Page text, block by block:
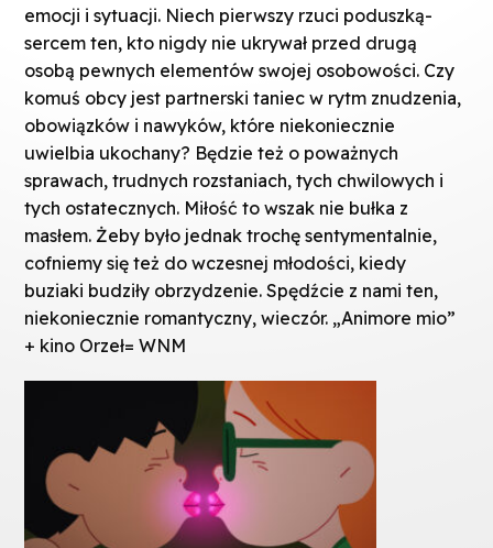
emocji i sytuacji. Niech pierwszy rzuci poduszką-
sercem ten, kto nigdy nie ukrywał przed drugą
osobą pewnych elementów swojej osobowości. Czy
komuś obcy jest partnerski taniec w rytm znudzenia,
obowiązków i nawyków, które niekoniecznie
uwielbia ukochany? Będzie też o poważnych
sprawach, trudnych rozstaniach, tych chwilowych i
tych ostatecznych. Miłość to wszak nie bułka z
masłem. Żeby było jednak trochę sentymentalnie,
cofniemy się też do wczesnej młodości, kiedy
buziaki budziły obrzydzenie. Spędźcie z nami ten,
niekoniecznie romantyczny, wieczór. „Animore mio”
+ kino Orzeł= WNM